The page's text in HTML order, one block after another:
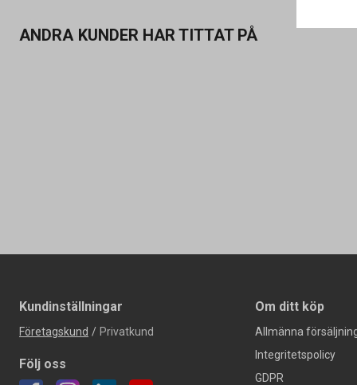
ANDRA KUNDER HAR TITTAT PÅ
Kundinställningar
Företagskund / Privatkund
Följ oss
Om ditt köp
Allmänna
Integritetspolicy
GDPR